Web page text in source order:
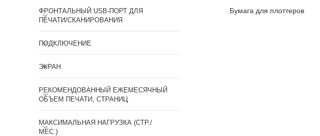
ФРОНТАЛЬНЫЙ USB-ПОРТ ДЛЯ
ПЕЧАТИ/СКАНИРОВАНИЯ
ПОДКЛЮЧЕНИЕ
ЭКРАН
РЕКОМЕНДОВАННЫЙ ЕЖЕМЕСЯЧНЫЙ
ОБЪЕМ ПЕЧАТИ, СТРАНИЦ
МАКСИМАЛЬНАЯ НАГРУЗКА (СТР./
МЕС.)
Бумага для плоттеров